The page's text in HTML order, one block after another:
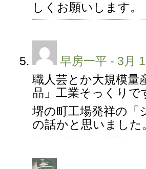
しくお願いします。
早房一平 - 3月
職人芸とか大規模量
品」工業そっくりで
堺の町工場発祥の「
の話かと思いました